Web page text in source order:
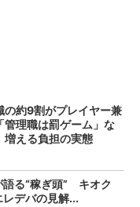
の約9割がプレイヤー兼
理職は罰ゲーム」な
増える負担の実態
語る“稼ぎ頭” キオク
デバの見解...